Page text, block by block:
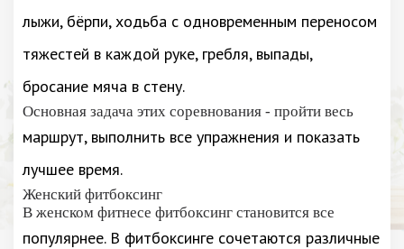
лыжи, бёрпи, ходьба с одновременным переносом
тяжестей в каждой руке, гребля, выпады,
бросание мяча в стену.
Основная задача этих соревнования - пройти весь
маршрут, выполнить все упражнения и показать
лучшее время.
Женский фитбоксинг
В женском фитнесе фитбоксинг становится все
популярнее. В фитбоксинге сочетаются различные